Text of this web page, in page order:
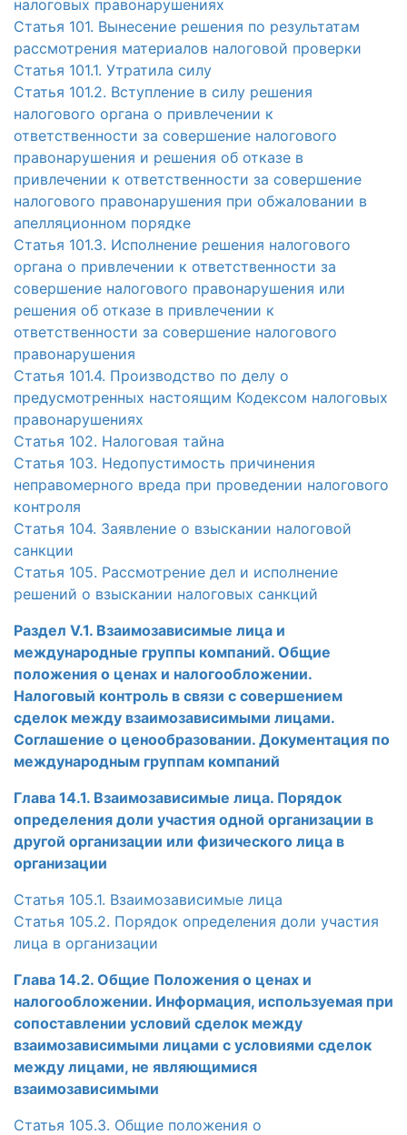
налоговых правонарушениях
Статья 101. Вынесение решения по результатам
рассмотрения материалов налоговой проверки
Статья 101.1. Утратила силу
Статья 101.2. Вступление в силу решения
налогового органа о привлечении к
ответственности за совершение налогового
правонарушения и решения об отказе в
привлечении к ответственности за совершение
налогового правонарушения при обжаловании в
апелляционном порядке
Статья 101.3. Исполнение решения налогового
органа о привлечении к ответственности за
совершение налогового правонарушения или
решения об отказе в привлечении к
ответственности за совершение налогового
правонарушения
Статья 101.4. Производство по делу о
предусмотренных настоящим Кодексом налоговых
правонарушениях
Статья 102. Налоговая тайна
Статья 103. Недопустимость причинения
неправомерного вреда при проведении налогового
контроля
Статья 104. Заявление о взыскании налоговой
санкции
Статья 105. Рассмотрение дел и исполнение
решений о взыскании налоговых санкций
Раздел V.1. Взаимозависимые лица и
международные группы компаний. Общие
положения о ценах и налогообложении.
Налоговый контроль в связи с совершением
сделок между взаимозависимыми лицами.
Соглашение о ценообразовании. Документация по
международным группам компаний
Глава 14.1. Взаимозависимые лица. Порядок
определения доли участия одной организации в
другой организации или физического лица в
организации
Статья 105.1. Взаимозависимые лица
Статья 105.2. Порядок определения доли участия
лица в организации
Глава 14.2. Общие Положения о ценах и
налогообложении. Информация, используемая при
сопоставлении условий сделок между
взаимозависимыми лицами с условиями сделок
между лицами, не являющимися
взаимозависимыми
Статья 105.3. Общие положения о